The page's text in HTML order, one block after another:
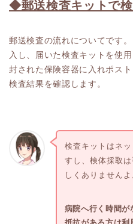
◆郵送検査キットで
郵送検査の流れについてです
入し、届いた検査キットを使
封された保険容器に入れポス
検査結果を確認します。
検査キットはネ
すし、検体採取
しくありませんよ
病院へ行く時間が